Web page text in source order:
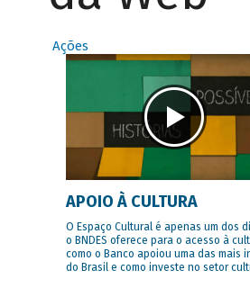
Ações
APOIO À CULTURA
O Espaço Cultural é apenas um dos
o BNDES oferece para o acesso à
como o Banco apoiou uma das mais
do Brasil e como investe no setor